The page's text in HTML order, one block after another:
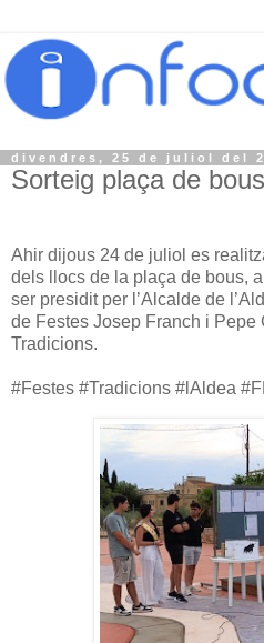
divendres, 25 de juliol del
Sorteig plaça de bous
Ahir dijous 24 de juliol es
dels llocs de la plaça de bous,
ser presidit per l’Alcalde de
de Festes Josep Franch i Pepe
Tradicions.
#Festes #Tradicions #lAldea